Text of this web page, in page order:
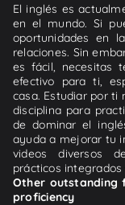
El inglés es
en el mundo. Si
oportunidades en
relaciones. Sin
es fácil, necesitas
efectivo para ti,
casa. Estudiar por
disciplina para
de dominar el
ayuda a mejorar tu
videos diversos
prácticos integrados
Other outstanding
proficiency